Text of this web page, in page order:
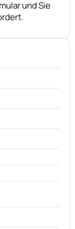
und Sie